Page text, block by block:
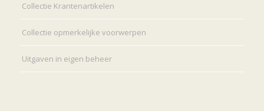
Collectie Krantenartikelen
Collectie opmerkelijke voorwerpen
Uitgaven in eigen beheer